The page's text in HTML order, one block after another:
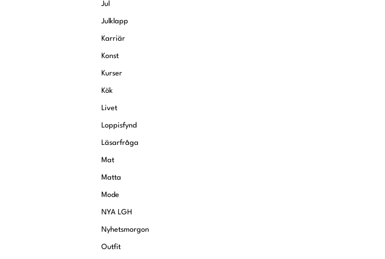
Jul
Julklapp
Karriär
Konst
Kurser
Kök
Livet
Loppisfynd
Läsarfråga
Mat
Matta
Mode
NYA LGH
Nyhetsmorgon
Outfit